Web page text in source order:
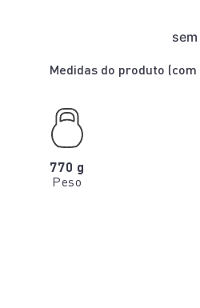
Medidas do produto (
770 g
Peso